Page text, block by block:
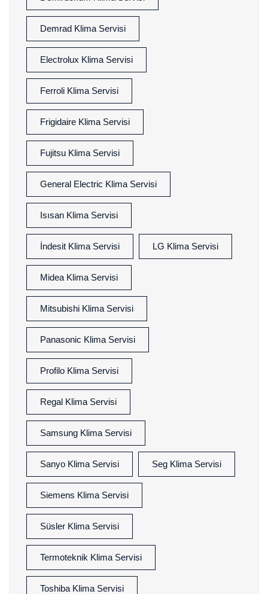
Demrad Klima Servisi
Electrolux Klima Servisi
Ferroli Klima Servisi
Frigidaire Klima Servisi
Fujitsu Klima Servisi
General Electric Klima Servisi
Isısan Klima Servisi
İndesit Klima Servisi LG Klima Servisi
Midea Klima Servisi
Mitsubishi Klima Servisi
Panasonic Klima Servisi
Profilo Klima Servisi
Regal Klima Servisi
Samsung Klima Servisi
Sanyo Klima Servisi Seg Klima Servisi
Siemens Klima Servisi
Süsler Klima Servisi
Termoteknik Klima Servisi
Toshiba Klima Servisi